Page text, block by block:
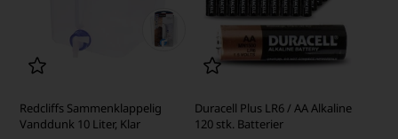
Redcliffs Sammenklappelig
Vanddunk 10 Liter, Klar
Duracell Plus LR6 / AA Alkaline
120 stk. Batterier